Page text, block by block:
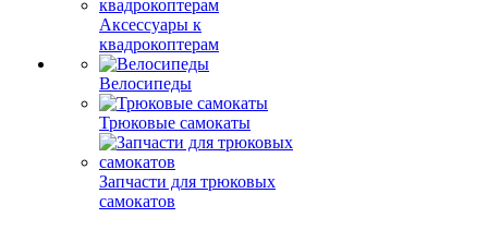
Аксессуары к
квадрокоптерам
Велосипеды
Трюковые самокаты
Запчасти для трюковых
самокатов